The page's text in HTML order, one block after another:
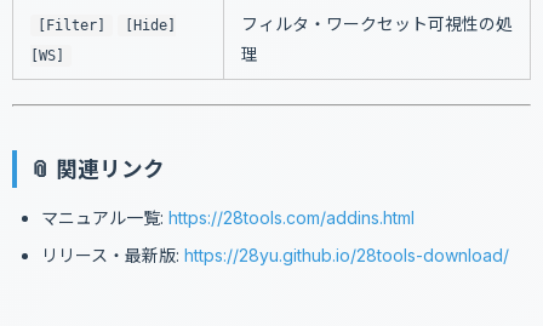
[Filter]
[Hide]
[WS]
フィルタ・ワークセット可視性の処
理
📎 関連リンク
マニュアル一覧: https://28tools.com/addins.html
リリース・最新版: https://28yu.github.io/28tools-download/